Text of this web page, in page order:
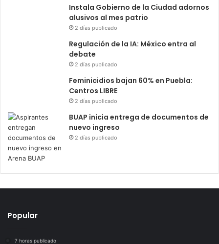
Instala Gobierno de la Ciudad adornos
alusivos al mes patrio
2 días publicado
Regulación de la IA: México entra al
debate
2 días publicado
Feminicidios bajan 60% en Puebla:
Centros LIBRE
2 días publicado
BUAP inicia entrega de documentos de
nuevo ingreso
2 días publicado
Popular
7 horas publicado